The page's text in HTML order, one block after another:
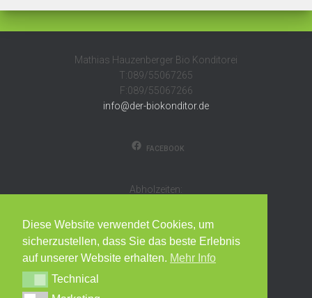
Mathias Hauzenberger Bio Konditorei
T:089/55067265
F:089/55067266
info@der-biokonditor.de
FACEBOOK
Abholzeiten:
oder nach Vereinbarung
EG-Kontrollnummer
Diese Website verwendet Cookies, um
sicherzustellen, dass Sie das beste Erlebnis
auf unserer Website erhalten. Mehr Info
TechnicalTechnical